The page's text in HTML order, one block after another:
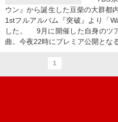
ウン』から誕生した豆柴の大群都
1stフルアルバム『突破』より「
した。 9月に開催した自身のツ
曲。今夜22時にプレミア公開とな
1